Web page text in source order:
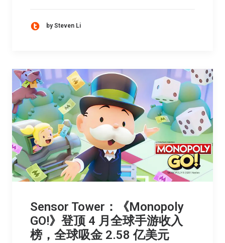
by Steven Li
Sensor Tower：《Monopoly
GO!》登顶 4 月全球手游收入
榜，全球吸金 2.58 亿美元